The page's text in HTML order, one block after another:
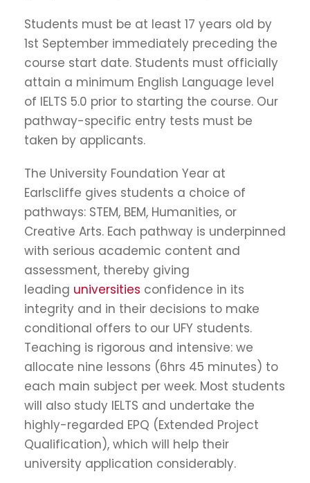
Students must be at least 17 years old by
1st September immediately preceding the
course start date. Students must officially
attain a minimum English Language level
of IELTS 5.0 prior to starting the course. Our
pathway-specific entry tests must be
taken by applicants.
The University Foundation Year at
Earlscliffe gives students a choice of
pathways: STEM, BEM, Humanities, or
Creative Arts. Each pathway is underpinned
with serious academic content and
assessment, thereby giving
leading universities confidence in its
integrity and in their decisions to make
conditional offers to our UFY students.
Teaching is rigorous and intensive: we
allocate nine lessons (6hrs 45 minutes) to
each main subject per week. Most students
will also study IELTS and undertake the
highly-regarded EPQ (Extended Project
Qualification), which will help their
university application considerably.